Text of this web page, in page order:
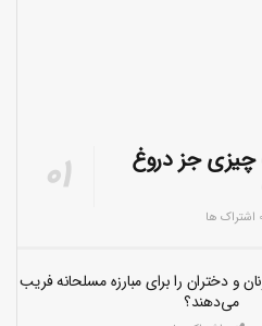
جز دروغ
دختران را برای مبارزه مسلحانه فریب
می‌دهند؟